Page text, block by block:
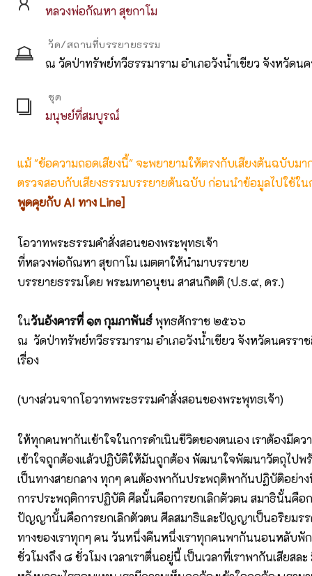
หลวงพ่อกัณหา สุขกาโม
วัด/สถานที่บรรยายธรรม
ณ วัดป่าทรัพย์ทวีธรรมาราม อำเภอวังน้ำเขียว จังหวัดน
ชุด
มนุษย์ที่สมบูรณ์
แม้ "ข้อความถอดเสียงนี้" จะพยายามให้ตรงกับเสียงต้นฉบับม
ตรวจสอบกับเสียงธรรมบรรยายต้นฉบับ ก่อนนำข้อมูลไปใช้ใน
พูดคุยกับ AI ทาง Line]
โอวาทพระธรรมคำสั่งสอนของพระพุทธเจ้า
ที่หลวงพ่อกัณหา สุขกาโม เมตตาให้นำมาบรรยาย
บรรยายธรรมโดย พระมหาอนุชน สาสนกิตติ (ป.ธ.๙, ดร.)
ในวันอังคารที่ ๑๓ กุมภาพันธ์พุทธศักราช ๒๕๖๖
ณ วัดป่าทรัพย์ทวีธรรมาราม อำเภอวังน้ำเขียว จังหวัดนครรา
เรื่อง
(บางส่วนจากโอวาทพระธรรมคำสั่งสอนของพระพุทธเจ้า)
ให้ทุกคนพากันเข้าใจในการดำเนินชีวิตของตนเอง เราต้องมีคว
เข้าใจถูกต้องแล้วปฏิบัติให้มันถูกต้อง พัฒนาใจพัฒนาวัตถุไปพ
เป็นทางสายกลาง ทุกๆ คนต้องพากันประพฤติพากันปฏิบัติอย่า
การประพฤติการปฏิบัติ ศีลนั้นคือการยกเลิกตัวตน สมาธินั้นคือ
ปัญญานั้นคือการยกเลิกตัวตน ศีลสมาธิและปัญญาเป็นอริยมร
ทางของเราทุกๆ คน วันหนึ่งคืนหนึ่งเราทุกคนพากันนอนหลับพั
ชั่วโมงถึง ๘ ชั่วโมง เวลาเราตื่นอยู่นี้ เป็นเวลาที่เราพากันเสียสละ